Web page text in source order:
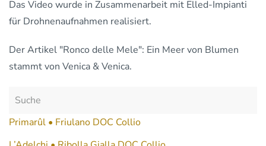
Das Video wurde in Zusammenarbeit mit Elled-Impianti
für Drohnenaufnahmen realisiert.
Der Artikel "Ronco delle Mele": Ein Meer von Blumen
stammt von Venica & Venica.
Primarûl • Friulano DOC Collio